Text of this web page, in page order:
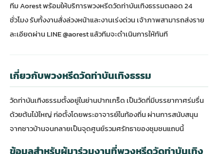
ทีม Aorest พร้อมให้บริการพวงหรีดวัดท่าบันเทิงธรรมตลอด 24
ชั่วโมง รับทั้งงานสั่งล่วงหน้าและงานเร่งด่วน เจ้าภาพสามารถส่งราย
ละเอียดผ่าน LINE @aorest แล้วทีมจะดำเนินการให้ทันที
เกี่ยวกับพวงหรีดวัดท่าบันเทิงธรรม
วัดท่าบันเทิงธรรมตั้งอยู่ในย่านปากเกร็ด เป็นวัดที่มีบรรยากาศร่มรื่น
ด้วยต้นไม้ใหญ่ ก่อตั้งโดยพระอาจารย์ในท้องถิ่น ผ่านการสนับสนุน
จากชาวบ้านจนกลายเป็นจุดศูนย์รวมศรัทธาของชุมชนแถบนี้